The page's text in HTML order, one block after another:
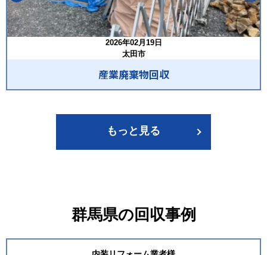
2026年02月19日
太田市
産業廃棄物回収
もっと見る
群馬県の回収事例